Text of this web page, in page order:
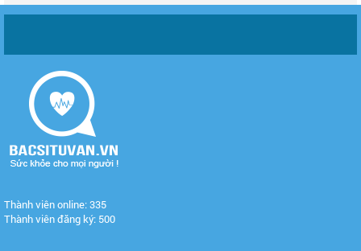
Thành viên online: 335
Thành viên đăng ký: 500